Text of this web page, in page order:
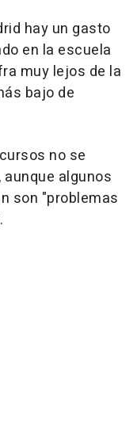
hay un gasto
en la escuela
muy lejos de la
bajo de
no se
algunos
son "problemas